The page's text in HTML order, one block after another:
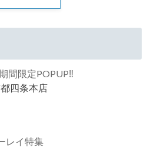
間限定POPUP‼
四条本店
レイ特集